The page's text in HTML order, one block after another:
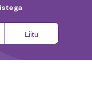
Liitu